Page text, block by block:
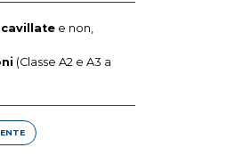
e non,
(Classe A2 e A3 a